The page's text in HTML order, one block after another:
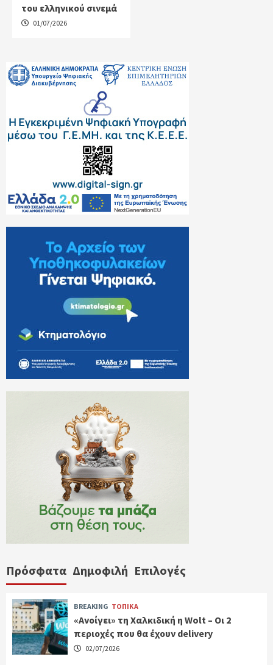
του ελληνικού σινεμά
01/07/2026
Πρόσφατα Δημοφιλή Επιλογές
BREAKING ΤΟΠΙΚΑ
«Ανοίγει» τη Χαλκιδική η Wolt – Οι 2
περιοχές που θα έχουν delivery
02/07/2026